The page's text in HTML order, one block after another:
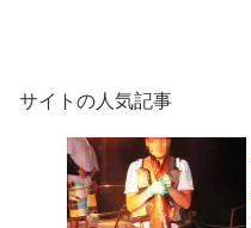
サイトの人気記事